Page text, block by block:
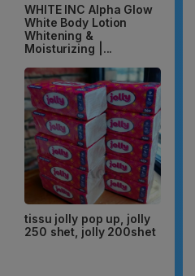
WHITE INC Alpha Glow
White Body Lotion
Whitening &
Moisturizing |...
tissu jolly pop up, jolly
250 shet, jolly 200shet